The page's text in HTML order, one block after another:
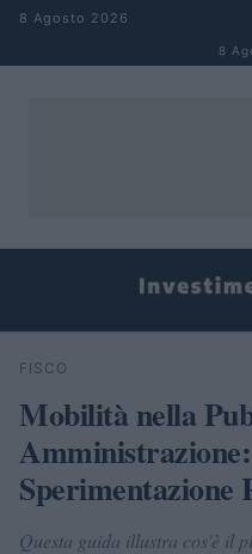
Salta al contenuto
8 Agosto 2026
8
Cerca
FISCO
Mobilità nella
Sperimentazione
Questa guida illustra cos'è il